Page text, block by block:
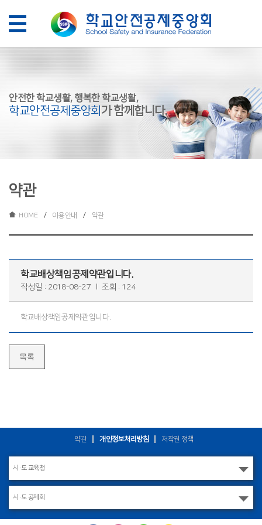
안전한 학교생활, 행복한 학교생활,
학교안전공제중앙회 가함께합니다.
약관
HOME / 이용안내 / 약관
학교배상책임공제약관입니다.
작성일 : 2018-08-27 조회 : 124
학교배상책임공제약관입니다.
목록
약관 개인정보처리방침 저작권 정책
시·도 교육청
시·도 공제회